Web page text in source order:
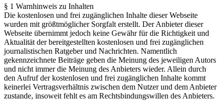
§ 1 Warnhinweis zu Inhalten
Die kostenlosen und frei zugänglichen Inhalte dieser Webseite
wurden mit größtmöglicher Sorgfalt erstellt. Der Anbieter dieser
Webseite übernimmt jedoch keine Gewähr für die Richtigkeit und
Aktualität der bereitgestellten kostenlosen und frei zugänglichen
journalistischen Ratgeber und Nachrichten. Namentlich
gekennzeichnete Beiträge geben die Meinung des jeweiligen Autors
und nicht immer die Meinung des Anbieters wieder. Allein durch
den Aufruf der kostenlosen und frei zugänglichen Inhalte kommt
keinerlei Vertragsverhältnis zwischen dem Nutzer und dem Anbieter
zustande, insoweit fehlt es am Rechtsbindungswillen des Anbieters.